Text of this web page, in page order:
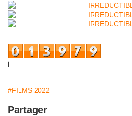
j
#FILMS 2022
Partager